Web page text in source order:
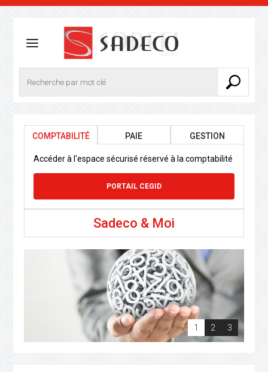
COMPTABILITÉ PAIE GESTION
Accéder à l'espace sécurisé réservé à la comptabilité
PORTAIL CEGID
Sadeco & Moi
1 2 3